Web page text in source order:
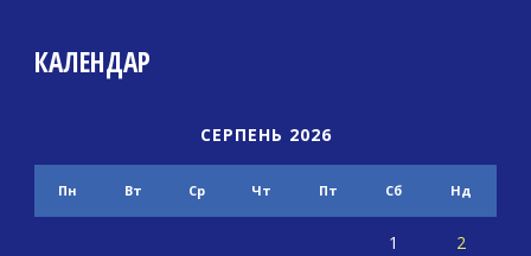
КАЛЕНДАР
СЕРПЕНЬ 2026
Пн Вт Ср Чт Пт Сб Нд
1 2